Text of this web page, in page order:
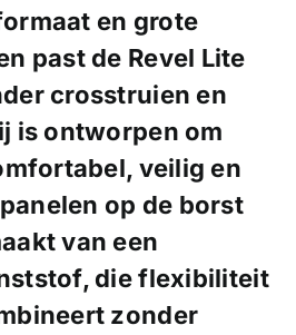
en grote
past de Revel Lite
crosstruien en
is ontworpen om
veilig en
op de borst
van een
die flexibiliteit
zonder